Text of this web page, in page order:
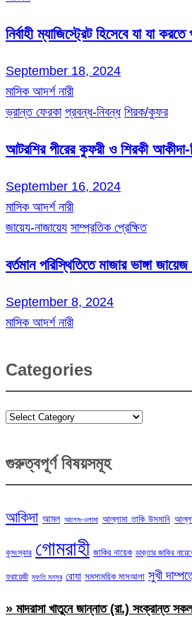
নির্বাহী ম্যাজিস্ট্রেট হিসেবে যা যা করতে
September 18, 2024
মাসিক আদর্শ নারী
ভ্রান্ত ফেরকা প্রবন্ধ-নিবন্ধ শিরক/কুফর
আটরশির পীরের কুফরী ও শিরকী আকীদা-
September 16, 2024
মাসিক আদর্শ নারী
জায়েয-নাজায়েয সাম্প্রতিক প্রেক্ষিত
বর্তমান পরিস্থিতিতে মাজার ভাঙ্গা
September 8, 2024
মাসিক আদর্শ নারী
Categories
Categories
গুরুত্বপূর্ণ বিষয়সমূহ
আকিদা আমল আলেম-ওলামা আল্লামা তাকি উসমানি
কুসংস্কার গোমরাহী জাকির নায়েক ডাক্তার জাকির
ফরায়েজী মুফতি মনসুর রোযা সমসাময়িক মাসআলা সুখী
» মাদরাসা খাতুনে জান্নাত (রা.) সংক্রান্ত